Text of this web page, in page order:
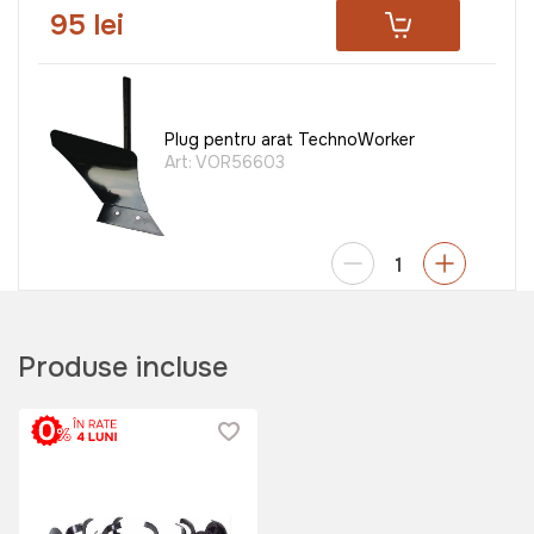
95 lei
Plug pentru arat TechnoWorker
Art: VOR56603
TechnoWorker
VOR56611
Produse incluse